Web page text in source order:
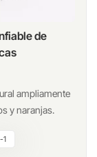
de
ampliamente
y naranjas.
ingrediente
1